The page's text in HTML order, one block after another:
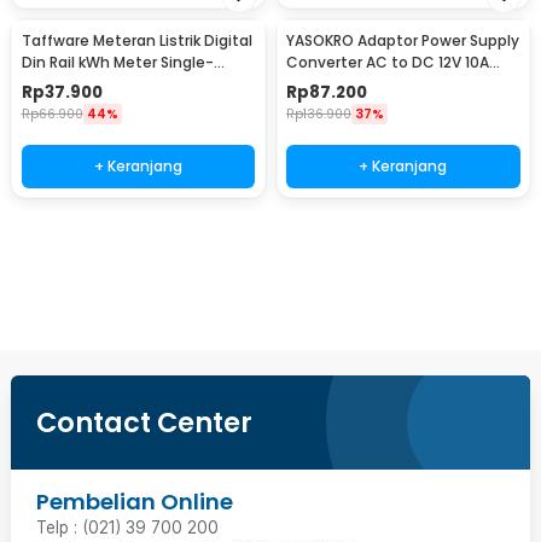
Taffware Meteran Listrik Digital
Din Rail kWh Meter Single-
Phase 220V - DDS844
Rp37.900
Rp66.900 44%
+ Keranjang
YASOKRO Adaptor Power Supply
Converter AC to DC 12V 10A
Cigarette Port - AYD-12100
Rp87.200
Rp136.900 37%
+ Keranjang
Contact Center
Pembelian Online
Telp : (021) 39 700 200